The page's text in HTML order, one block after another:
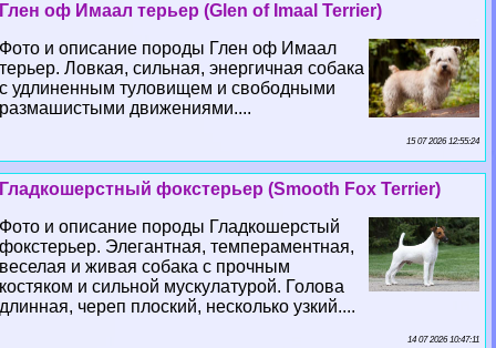
Глен оф Имаал терьер (Glen of Imaal Terrier)
Фото и описание породы Глен оф Имаал
терьер. Ловкая, сильная, энергичная собака
с удлиненным туловищем и свободными
размашистыми движениями....
15 07 2026 12:55:24
Гладкошерстный фокстерьер (Smooth Fox Terrier)
Фото и описание породы Гладкошерстый
фокстерьер. Элегантная, темпераментная,
веселая и живая собака с прочным
костяком и сильной мускулатурой. Голова
длинная, череп плоский, несколько узкий....
14 07 2026 10:47:11